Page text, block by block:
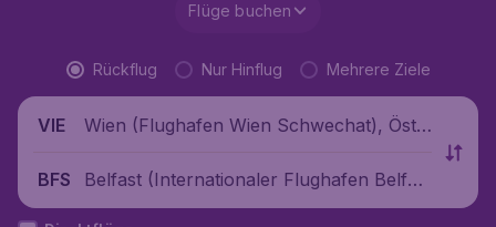
Flüge buchen
Rückflug Nur Hinflug Mehrere Ziele
VIE
Wien (Flughafen Wien Schwechat), Öste
BFS
Belfast (Internationaler Flughafen Belfas
t), Vereinigtes Königreich